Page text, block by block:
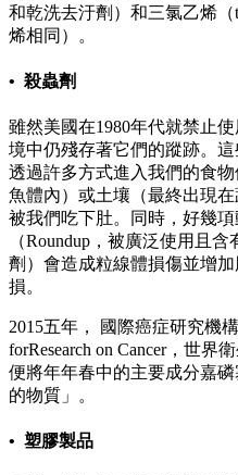
和乾洗去汙劑）和三氯乙烯（
烯相同）。
• 殺蟲劑
雖然美國在1980年代就禁止
境中仍殘存著它們的蹤跡。
透過許多方式進入我們的食
魚體內）或土壤（最終出現
被我們吃下肚。同時，好幾
（Roundup，被廣泛使用且
劑）會造成粒線體損傷並增
損。
2015五年， 國際癌症研究機
forResearch on Cancer，世界
便將年年春中的主要成分嘉
的物質」。
• 塑膠製品